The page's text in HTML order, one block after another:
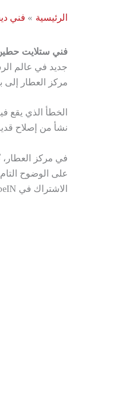
الرئيسية فني
فني ستلايت
جديد في عالم
مركز العطار إلى
الخطأ الذي يقع
نشأ من إصلاح
في مركز العطار،
على الوضوح
الاشتراك في beIN — هذا المقال يشرح لك كل ما تحتاج إلى معرفته عن خدماتنا في منطقتك.